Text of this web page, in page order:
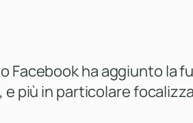
Facebook ha aggiunto la
più in particolare